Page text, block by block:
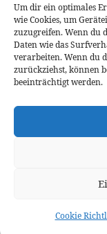
Um dir ein optimales
wie Cookies, um
zuzugreifen. Wenn du
Daten wie das
verarbeiten. Wenn du
zurückziehst, können
beeinträchtigt werden.
Cookie
Videoaufnahmen
Videoeffekte Vlogit
Theme: